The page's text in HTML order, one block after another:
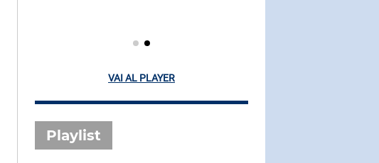
VAI AL PLAYER
Playlist